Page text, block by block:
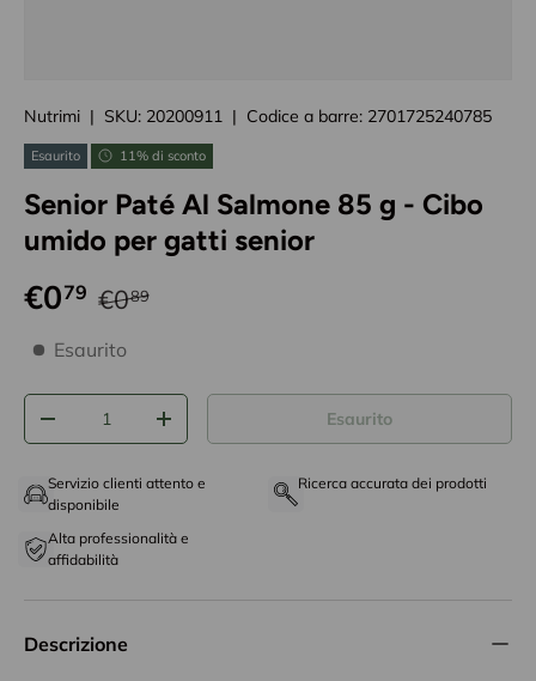
Nutrimi | SKU: 20200911 | Codice a barre: 2701725240785
Esaurito 11% di sconto
Senior Paté Al Salmone 85 g - Cibo
umido per gatti senior
€079 €089
disponibilità prodotto
Esaurito
+ Esaurito
Servizio clienti attento e
disponibile
Ricerca accurata dei prodotti
Alta professionalità e
affidabilità
Descrizione